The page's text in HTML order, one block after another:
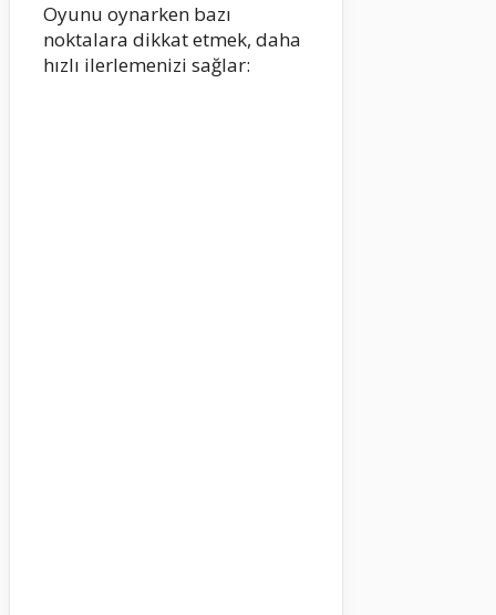
Oyunu oynarken bazı
noktalara dikkat etmek, daha
hızlı ilerlemenizi sağlar: